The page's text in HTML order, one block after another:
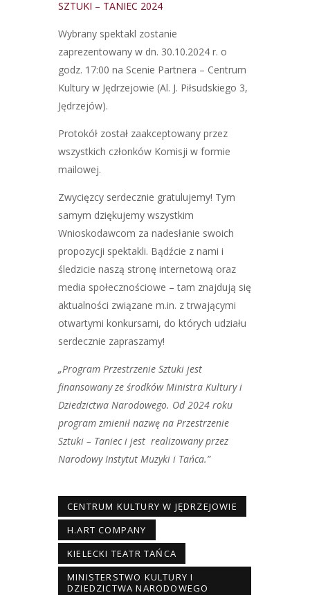
SZTUKI – TANIEC 2024
Wybrany spektakl zostanie
zaprezentowany w dn. 30.10.2024 r. o
godz. 17:00 na Scenie Partnera – Centrum
Kultury w Jędrzejowie (Al. J. Piłsudskiego 3,
Jędrzejów).
Protokół został zaakceptowany przez
wszystkich członków Komisji w formie
mailowej.
Zwycięzcy serdecznie gratulujemy! Tym
samym dziękujemy wszystkim
Wnioskodawcom za nadesłanie swoich
propozycji spektakli. Bądźcie z nami i
śledzicie naszą stronę internetową oraz
media społecznościowe – tam znajdują się
aktualności związane m.in. z trwającymi
otwartymi konkursami, do których udziału
serdecznie zapraszamy!
„Program Przestrzenie Sztuki jest
finansowany ze środków Ministra Kultury i
Dziedzictwa Narodowego. Od 2024 roku
program zmienił nazwę na Przestrzenie
Sztuki – Taniec i jest realizowany przez
Narodowy Instytut Muzyki i Tańca.”
CENTRUM KULTURY W JĘDRZEJOWIE
H.ART COMPANY
KIELECKI TEATR TAŃCA
MINISTERSTWO KULTURY I
DZIEDZICTWA NARODOWEGO